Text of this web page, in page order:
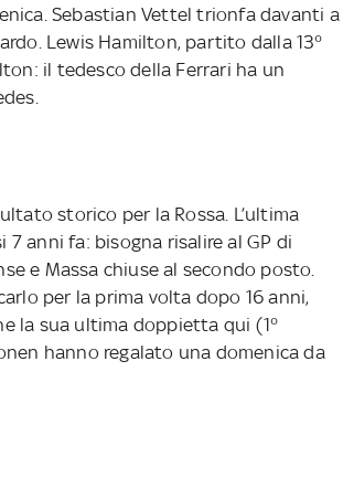
Sebastian Vettel trionfa davanti a
Lewis Hamilton, partito dalla 13°
il tedesco della Ferrari ha un
storico per la Rossa. L’ultima
anni fa: bisogna risalire al GP di
e Massa chiuse al secondo posto.
per la prima volta dopo 16 anni,
la sua ultima doppietta qui (1°
hanno regalato una domenica da